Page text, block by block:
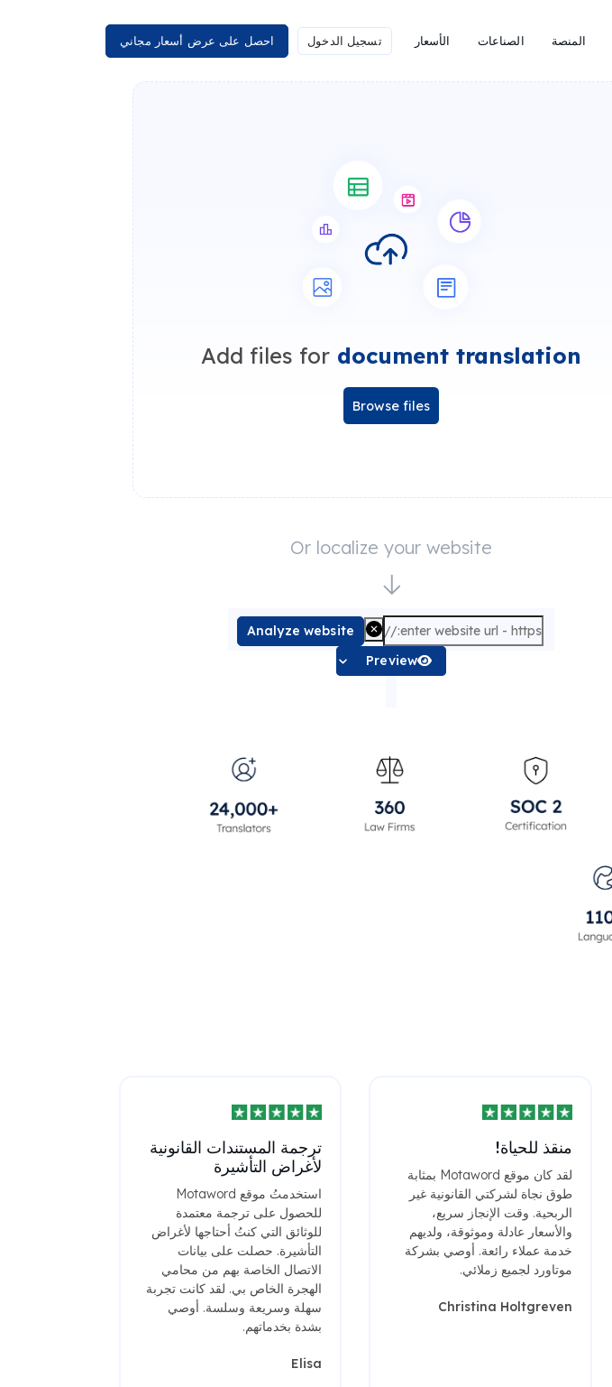
المنصة الصناعات الأسعار تسجيل الدخول احصل على عرض أسعار مجاني
Add files for document translation
Browse files
Or localize your website
Analyze website
Preview
منقذ للحياة!
لقد كان موقع Motaword بمثابة
طوق نجاة لشركتي القانونية غير
الربحية. وقت الإنجاز سريع،
والأسعار عادلة وموثوقة، ولديهم
خدمة عملاء رائعة. أوصي بشركة
موتاورد لجميع زملائي.
Christina Holtgreven
ترجمة المستندات القانونية
لأغراض التأشيرة
استخدمتُ موقع Motaword
للحصول على ترجمة معتمدة
للوثائق التي كنتُ أحتاجها لأغراض
التأشيرة. حصلت على بيانات
الاتصال الخاصة بهم من محامي
الهجرة الخاص بي. لقد كانت تجربة
سهلة وسريعة وسلسة. أوصي
بشدة بخدماتهم.
Elisa